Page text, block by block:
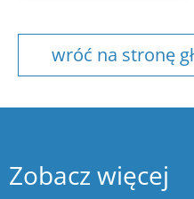
wróć na stronę
Zobacz więcej